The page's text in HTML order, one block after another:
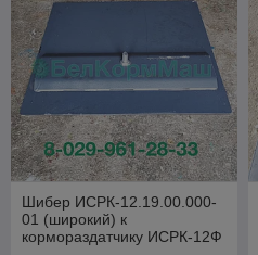
Шибер ИСРК-12.19.00.000-
01 (широкий) к
кормораздатчику ИСРК-12Ф